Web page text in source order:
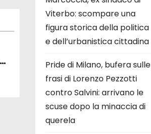
Viterbo: scompare una
figura storica della politica
e dell’urbanistica cittadina
Pride di Milano, bufera sulle
frasi di Lorenzo Pezzotti
contro Salvini: arrivano le
scuse dopo la minaccia di
querela